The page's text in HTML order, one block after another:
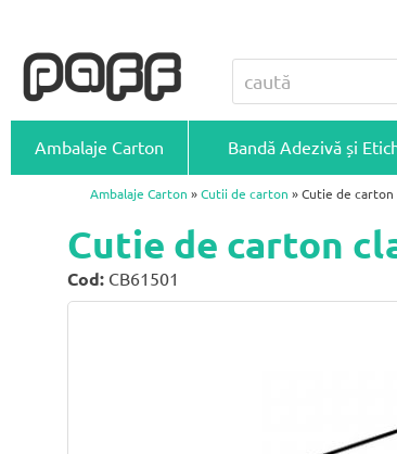
Ambalaje Carton Bandă Adezivă și
Ambalaje Carton » Cutii de carton » Cutie de carton
Cutie de carton
Cod: CB61501